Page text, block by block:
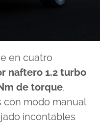
en cuatro
naftero 1.2 turbo
de torque,
con modo manual
incontables